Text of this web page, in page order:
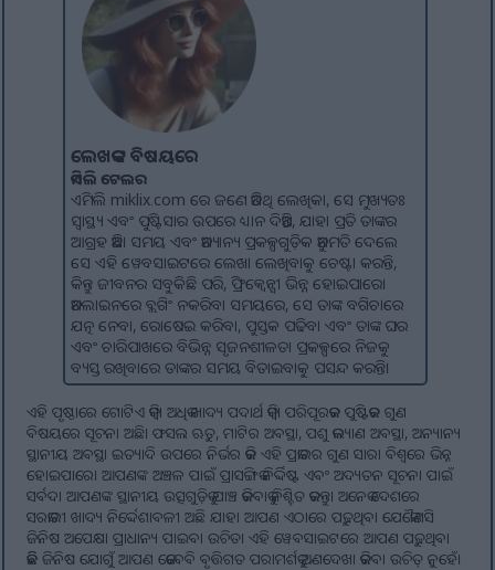
ଲେଖକଙ୍କ ବିଷୟରେ
ଏମିଲି ଟେଲର
ଏମିଲି miklix.com ରେ ଜଣେ ଅତିଥି ଲେଖିକା, ସେ ମୁଖ୍ୟତଃ
ସ୍ୱାସ୍ଥ୍ୟ ଏବଂ ପୁଷ୍ଟିସାର ଉପରେ ଧ୍ୟାନ ଦିଅନ୍ତି, ଯାହା ପ୍ରତି ତାଙ୍କର
ଆଗ୍ରହ ଅଛି। ସମୟ ଏବଂ ଅନ୍ୟାନ୍ୟ ପ୍ରକଳ୍ପଗୁଡ଼ିକ ଅନୁମତି ଦେଲେ
ସେ ଏହି ୱେବସାଇଟରେ ଲେଖା ଲେଖିବାକୁ ଚେଷ୍ଟା କରନ୍ତି,
କିନ୍ତୁ ଜୀବନର ସବୁକିଛି ପରି, ଫ୍ରିକ୍ୱେନ୍ସୀ ଭିନ୍ନ ହୋଇପାରେ।
ଅନଲାଇନରେ ବ୍ଲଗିଂ ନକରିବା ସମୟରେ, ସେ ତାଙ୍କ ବଗିଚାରେ
ଯତ୍ନ ନେବା, ରୋଷେଇ କରିବା, ପୁସ୍ତକ ପଢିବା ଏବଂ ତାଙ୍କ ଘର
ଏବଂ ଚାରିପାଖରେ ବିଭିନ୍ନ ସୃଜନଶୀଳତା ପ୍ରକଳ୍ପରେ ନିଜକୁ
ବ୍ୟସ୍ତ ରଖିବାରେ ତାଙ୍କର ସମୟ ବିତାଇବାକୁ ପସନ୍ଦ କରନ୍ତି।
ଏହି ପୃଷ୍ଠାରେ ଗୋଟିଏ କିମ୍ବା ଅଧିକ ଖାଦ୍ୟ ପଦାର୍ଥ କିମ୍ବା ପରିପୂରକର ପୁଷ୍ଟିକର ଗୁଣ
ବିଷୟରେ ସୂଚନା ଅଛି। ଫସଲ ଋତୁ, ମାଟିର ଅବସ୍ଥା, ପଶୁ କଲ୍ୟାଣ ଅବସ୍ଥା, ଅନ୍ୟାନ୍ୟ
ସ୍ଥାନୀୟ ଅବସ୍ଥା ଇତ୍ୟାଦି ଉପରେ ନିର୍ଭର କରି ଏହି ପ୍ରକାରର ଗୁଣ ସାରା ବିଶ୍ୱରେ ଭିନ୍ନ
ହୋଇପାରେ। ଆପଣଙ୍କ ଅଞ୍ଚଳ ପାଇଁ ପ୍ରାସଙ୍ଗିକ ନିର୍ଦ୍ଦିଷ୍ଟ ଏବଂ ଅଦ୍ୟତନ ସୂଚନା ପାଇଁ
ସର୍ବଦା ଆପଣଙ୍କ ସ୍ଥାନୀୟ ଉତ୍ସଗୁଡ଼ିକୁ ଯାଞ୍ଚ କରିବାକୁ ନିଶ୍ଚିତ କରନ୍ତୁ। ଅନେକ ଦେଶରେ
ସରକାରୀ ଖାଦ୍ୟ ନିର୍ଦ୍ଦେଶାବଳୀ ଅଛି ଯାହା ଆପଣ ଏଠାରେ ପଢ଼ୁଥିବା ଯେକୌଣସି
ଜିନିଷ ଅପେକ୍ଷା ପ୍ରାଧାନ୍ୟ ପାଇବା ଉଚିତ। ଏହି ୱେବସାଇଟରେ ଆପଣ ପଢ଼ୁଥିବା
କିଛି ଜିନିଷ ଯୋଗୁଁ ଆପଣ କେବେବି ବୃତ୍ତିଗତ ପରାମର୍ଶକୁ ଅଣଦେଖା କରିବା ଉଚିତ୍ ନୁହେଁ।